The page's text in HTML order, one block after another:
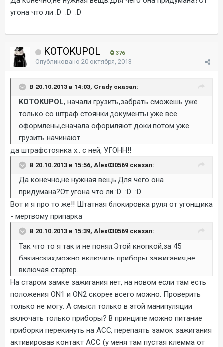
угона что ли :D :D :D
KOTOKUPOL 376
Опубликовано 20 октября, 2013
В 20.10.2013 в 14:03, Crady сказал:
KOTOKUPOL, начали грузить,забрать сможешь уже
только со штраф стоянки.документы уже все
оформлены,сначала оформляют доки.потом уже
грузить начинают
да штрафстоянка х.. с ней, УГОНН!!
В 20.10.2013 в 15:56, Alex030569 сказал:
Да конечно,не нужная вещь.Для чего она
придумана?От угона что ли :D :D :D
Вот и я про то же!! Штатная блокировка руля от угонщика
- мертвому припарка
В 20.10.2013 в 15:39, Alex030569 сказал:
Так что то я так и не понял.Этой кнопкой,за 45
бакинских,можно включить приборы зажигания,не
включая стартер.
На старом замке зажигания нет, на новом если там есть
положения ON1 и ON2 скорее всего можно. Проверить
только не могу. А смысл только в этой манипуляции
включать только приборы? В принципе можно питание
приборки перекинуть на АСС, перепаять замок зажигания
активировав контакт АСС (у меня там пустая клемма от